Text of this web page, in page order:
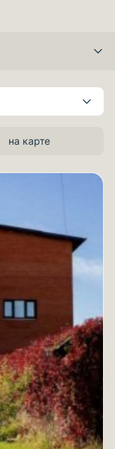
на карте